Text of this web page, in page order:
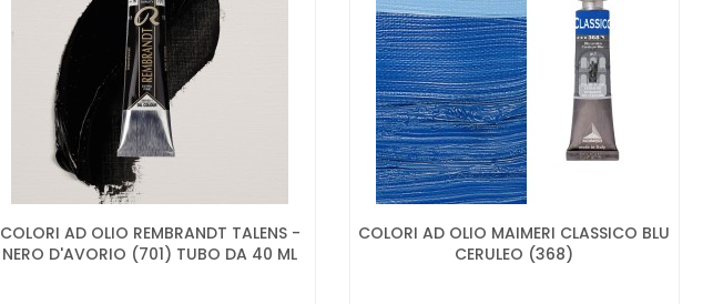
COLORI AD OLIO REMBRANDT TALENS -
NERO D'AVORIO (701) TUBO DA 40 ML
COLORI AD OLIO MAIMERI CLASSICO BLU
CERULEO (368)